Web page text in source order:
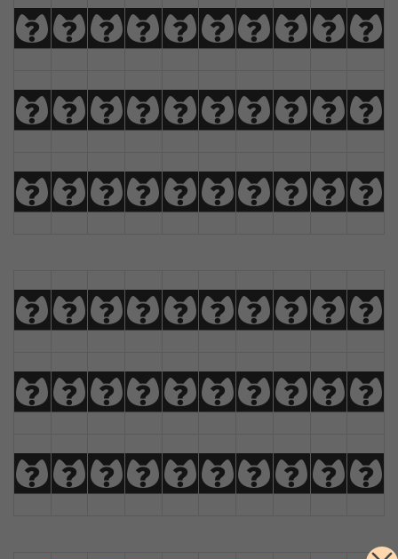
ABCDEFGHIJ
KLMNOPQRST
UVWXYZÀÁÂÃ
abcdefghij
klmnopqrst
uvwxyzÄÅÆÇ